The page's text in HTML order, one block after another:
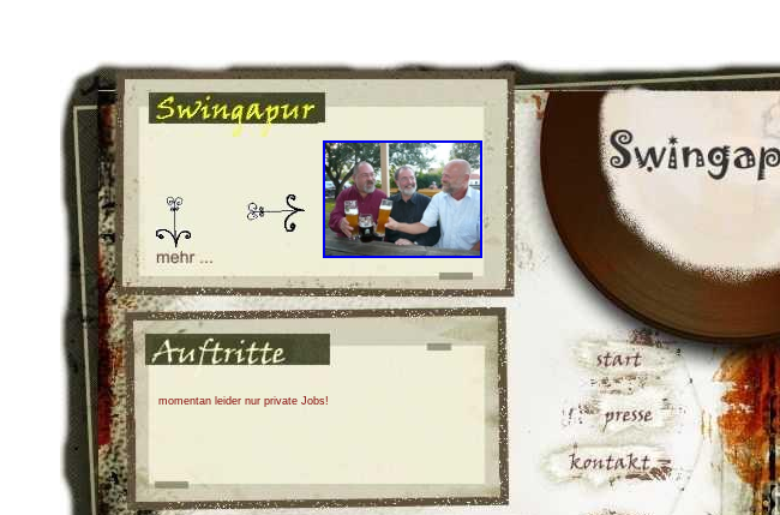
momentan leider nur private Jobs!